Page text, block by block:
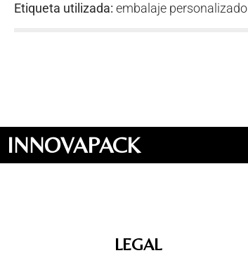
Etiqueta utilizada: embalaje personalizado
INNOVAPACK
LEGAL